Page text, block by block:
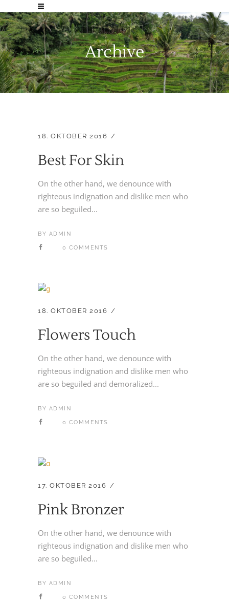
Archive
18. OKTOBER 2016
Best For Skin
On the other hand, we denounce with
righteous indignation and dislike men who
are so beguiled...
BY ADMIN
0 COMMENTS
18. OKTOBER 2016
Flowers Touch
On the other hand, we denounce with
righteous indignation and dislike men who
are so beguiled and demoralized...
BY ADMIN
0 COMMENTS
17. OKTOBER 2016
Pink Bronzer
On the other hand, we denounce with
righteous indignation and dislike men who
are so beguiled...
BY ADMIN
0 COMMENTS